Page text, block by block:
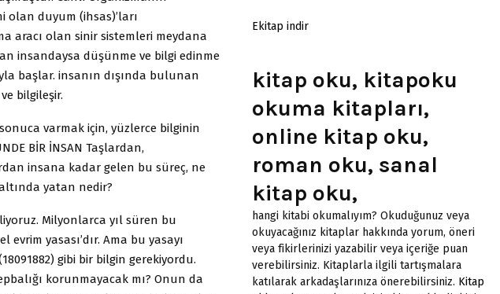
olan duyum (ihsas)’ları
aracı olan sinir sistemleri meydana
insandaysa düşünme ve bilgi edinme
başlar. insanın dışında bulunan
bilgileşir.
varmak için, yüzlerce bilginin
BİR İNSAN Taşlardan,
insana kadar gelen bu süreç, ne
yatan nedir?
Milyonlarca yıl süren bu
yasası’dır. Ama bu yasayı
gibi bir bilgin gerekiyordu.
korunmayacak mı? Onun da
Ekitap indir
kitap oku, kitapoku
okuma kitapları,
online kitap oku,
roman oku, sanal
kitap oku,
hangi kitabi okumalıyım? Okuduğunuz veya
okuyacağınız kitaplar hakkında yorum, öneri
veya fikirlerinizi yazabilir veya içeriğe puan
verebilirsiniz. Kitaplarla ilgili tartışmalara
katılarak arkadaşlarınıza önerebilirsiniz. Kitap